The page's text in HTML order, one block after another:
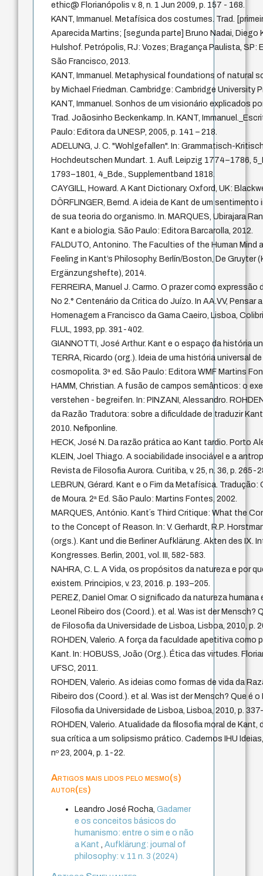
ethic@ Florianópolis v. 8, n. 1 Jun 2009, p. 157 - 168.
KANT, Immanuel. Metafísica dos costumes. Trad.
Aparecida Martins; [segunda parte] Bruno Nadai, Diego
Hulshof. Petrópolis, RJ: Vozes; Bragança Paulista, SP:
São Francisco, 2013.
KANT, Immanuel. Metaphysical foundations of natural
by Michael Friedman. Cambridge: Cambridge University
KANT, Immanuel. Sonhos de um visionário explicados
Trad. Joãosinho Beckenkamp. In. KANT,
Paulo: Editora da UNESP, 2005, p. 141 – 218.
ADELUNG, J. C. "Wohlgefallen". In: Grammatisch-
Hochdeutschen Mundart. 1. Aufl. Leipzig 1774–1786,
1793–1801, 4_Bde., Supplementband 1818.
CAYGILL, Howard. A Kant Dictionary. Oxford, UK:
DÖRFLINGER, Bernd. A ideia de Kant de um
de sua teoria do organismo. In. MARQUES, Ubirajara
Kant e a biologia. São Paulo: Editora Barcarolla, 2012.
FALDUTO, Antonino. The Faculties of the Human Mind
Feeling in Kant’s Philosophy. Berlín/Boston, De Gruyter
Ergänzungshefte), 2014.
FERREIRA, Manuel J. Carmo. O prazer como
No 2.° Centenário da Critica do Juízo. In AA.VV, Pensar
Homenagem a Francisco da Gama Caeiro, Lisboa,
FLUL, 1993, pp. 391-402.
GIANNOTTI, José Arthur. Kant e o espaço da história
TERRA, Ricardo (org.). Ideia de uma história universal
cosmopolita. 3ª ed. São Paulo: Editora WMF Martins
HAMM, Christian. A fusão de campos semânticos: o
verstehen - begreifen. In: PINZANI, Alessandro.
da Razão Tradutora: sobre a dificuldade de traduzir
2010. Nefiponline.
HECK, José N. Da razão prática ao Kant tardio. Porto
KLEIN, Joel Thiago. A sociabilidade insociável e a
Revista de Filosofia Aurora. Curitiba, v. 25, n. 36, p. 265-
LEBRUN, Gérard. Kant e o Fim da Metafísica.
de Moura. 2ª Ed. São Paulo: Martins Fontes, 2002.
MARQUES, António. Kant´s Third Critique: What the
to the Concept of Reason. In: V. Gerhardt, R.P.
(orgs.). Kant und die Berliner Aufklärung. Akten des IX.
Kongresses. Berlin, 2001, vol. III, 582-583.
NAHRA, C. L. A Vida, os propósitos da natureza e por
existem. Principios, v. 23, 2016. p. 193–205.
PEREZ, Daniel Omar. O significado da natureza humana
Leonel Ribeiro dos (Coord.). et al. Was ist der Mensch?
de Filosofia da Universidade de Lisboa, Lisboa, 2010, p.
ROHDEN, Valerio. A força da faculdade apetitiva como
Kant. In: HOBUSS, João (Org.). Ética das virtudes.
UFSC, 2011.
ROHDEN, Valerio. As ideias como formas de vida da
Ribeiro dos (Coord.). et al. Was ist der Mensch? Que é
Filosofia da Universidade de Lisboa, Lisboa, 2010, p.
ROHDEN, Valerio. Atualidade da filosofia moral de Kant,
sua crítica a um solipsismo prático. Cadernos IHU
nº 23, 2004, p. 1-22.
Artigos mais lidos pelo mesmo(s)
autor(es)
Leandro José Rocha,Gadamer
e os conceitos básicos do
humanismo: entre o sim e o não
a Kant,Aufklärung: journal of
philosophy: v. 11 n. 3 (2024)